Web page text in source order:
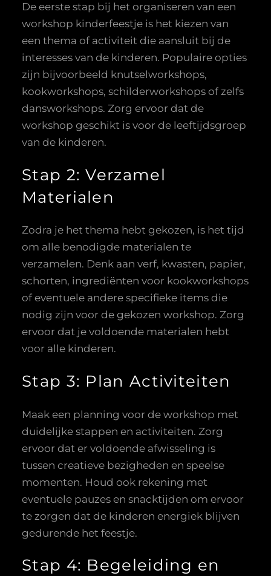
De eerste stap bij het organiseren van een
workshop kinderfeestje is het kiezen van
een thema of activiteit die aansluit bij de
interesses van de kinderen. Populaire opties
zijn bijvoorbeeld knutselworkshops,
kookworkshops, schilderworkshops of zelfs
dansworkshops. Zorg ervoor dat de
workshop geschikt is voor de leeftijdsgroep
van de kinderen.
Stap 2: Verzamel
Materialen
Zodra je het thema hebt gekozen, is het tijd
om alle benodigde materialen te
verzamelen. Denk aan verf, kwasten, papier,
schorten, ingrediënten voor kookworkshops
of eventuele andere specifieke items die
nodig zijn voor de gekozen workshop. Zorg
ervoor dat je voldoende materialen hebt
voor alle kinderen.
Stap 3: Plan Activiteiten
Maak een planning voor de workshop met
duidelijke stappen en activiteiten. Zorg
ervoor dat er voldoende afwisseling is
tussen creatieve bezigheden en speelse
momenten. Houd ook rekening met
eventuele pauzes en snacktijden om ervoor
te zorgen dat de kinderen energiek blijven
gedurende het feestje.
Stap 4: Begeleiding en